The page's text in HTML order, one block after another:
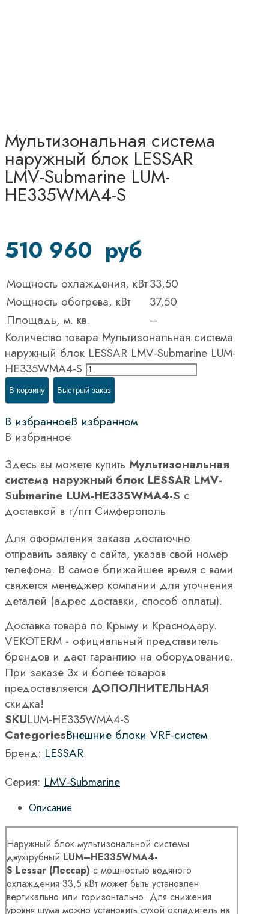
Мультизональная система
наружный блок LESSAR
LMV-Submarine LUM-
HE335WMA4-S
510 960 руб
Мощность охлаждения, кВт33,50
Мощность обогрева, кВт
37,50
Площадь, м. кв.
–
Количество товара Мультизональная система
наружный блок LESSAR LMV-Submarine LUM-
HE335WMA4-S
В корзину Быстрый заказ
В избранноеВ избранном
В избранное
Здесь вы можете купить Мультизональная
система наружный блок LESSAR LMV-
Submarine LUM-HE335WMA4-S с
доставкой в г/пгт Симферополь
Для оформления заказа достаточно
отправить заявку с сайта, указав свой номер
телефона. В самое ближайшее время с вами
свяжется менеджер компании для уточнения
деталей (адрес доставки, способ оплаты).
Доставка товара по Крыму и Краснодару.
VEKOTERM - официальный представитель
брендов и дает гарантию на оборудование.
При заказе 3х и более товаров
предоставляется ДОПОЛНИТЕЛЬНАЯ
скидка!
SKULUM-HE335WMA4-S
CategoriesВнешние блоки VRF-систем
Бренд: LESSAR
Серия: LMV-Submarine
Описание
Наружный блок мультизональной системы
двухтрубный LUM–HE335WMA4-
S Lessar (Лессар) с мощностью водяного
охлаждения 33,5 кВт может быть установлен
вертикально или горизонтально. Для снижения
уровня шума можно установить сухой охладитель на